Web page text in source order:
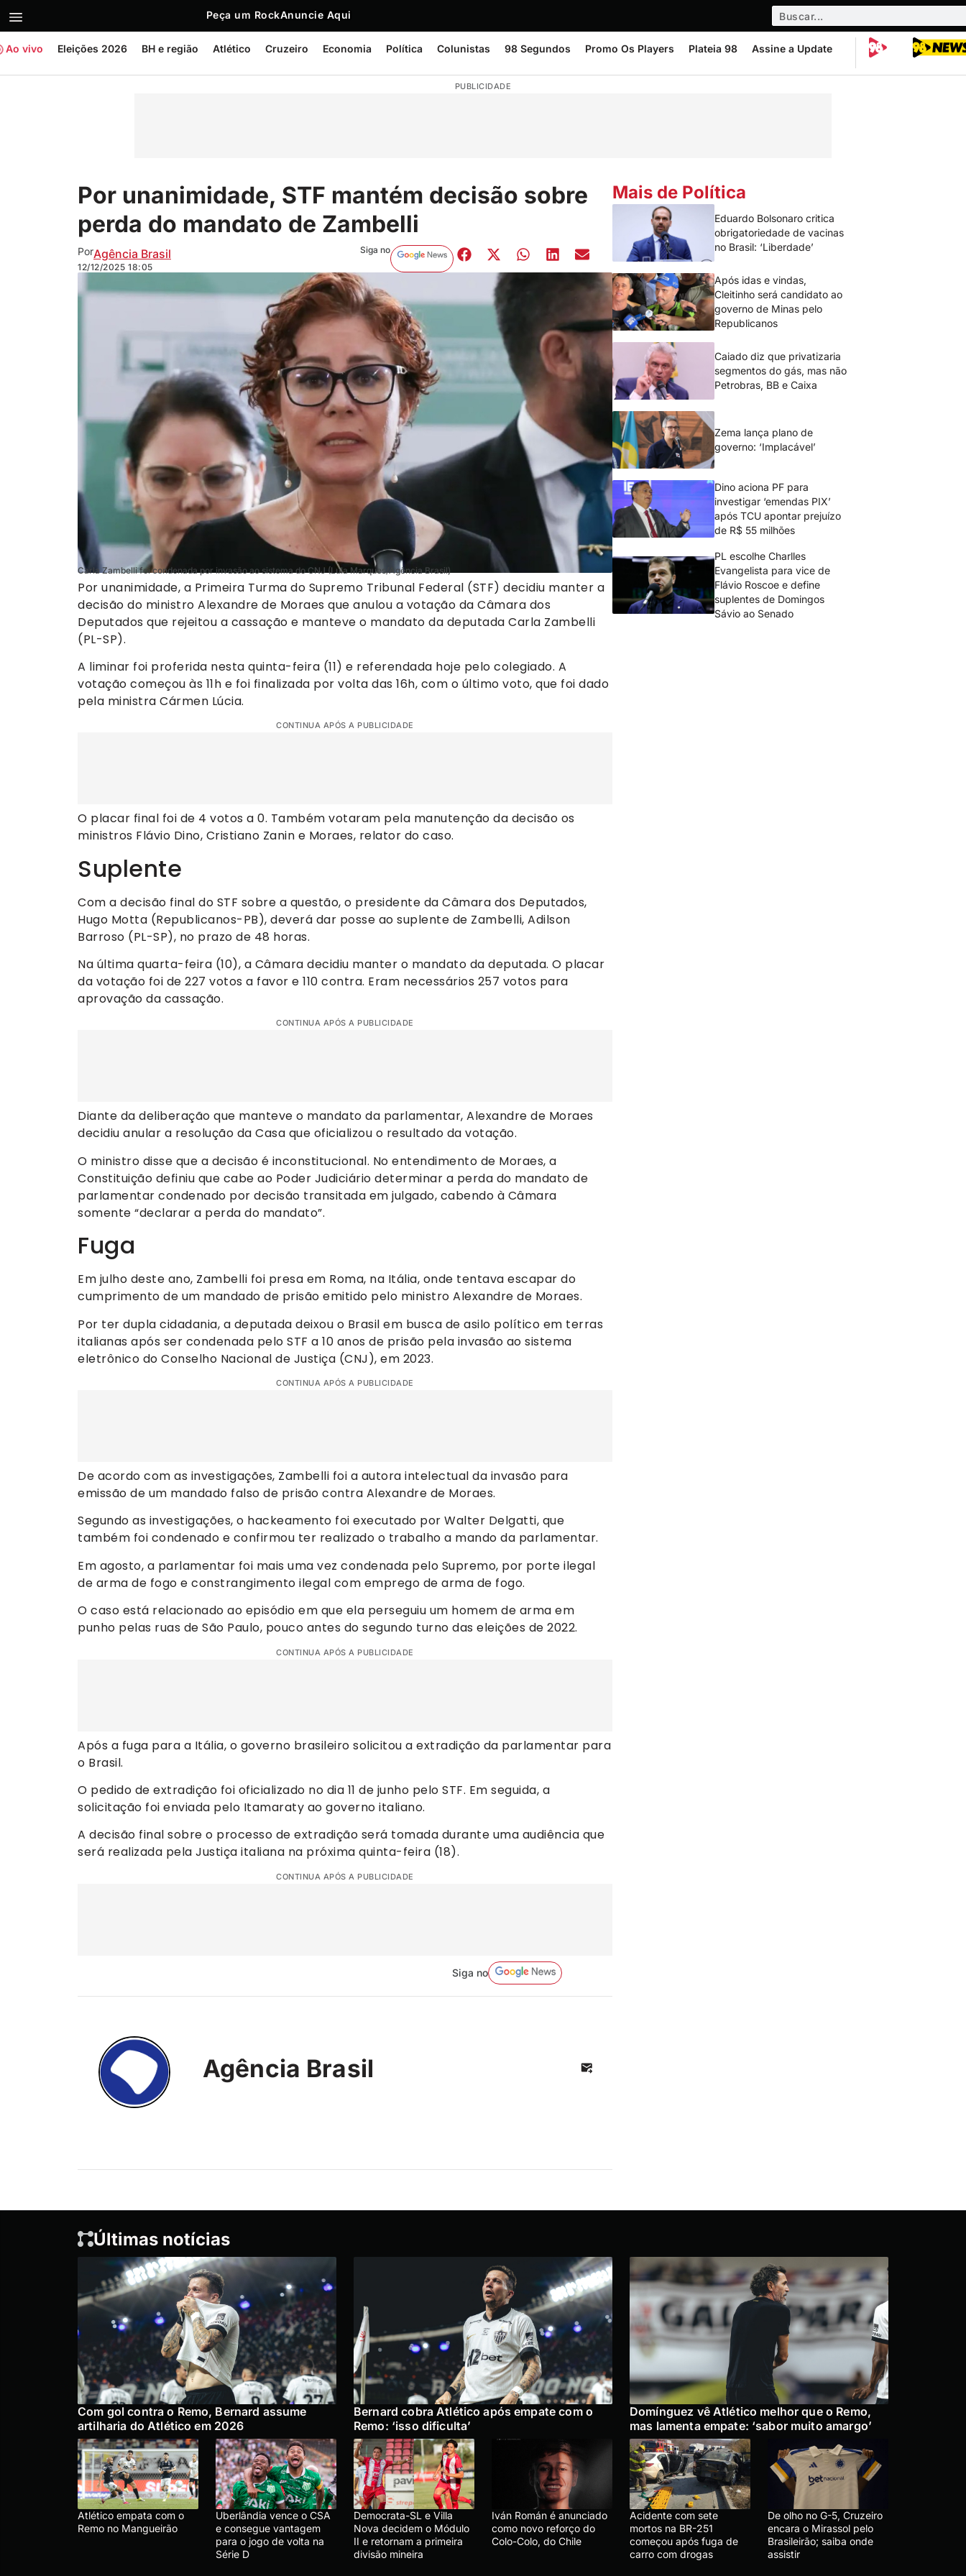
Peça um RockAnuncie Aqui
Ao vivo Eleições 2026 BH e região Atlético Cruzeiro Economia Política Colunistas 98 Segundos Promo Os Players Plateia 98 Assine a Update
PUBLICIDADE
Por unanimidade, STF mantém decisão sobre
perda do mandato de Zambelli
PorAgência Brasil
12/12/2025 18:05
Siga no
Carla Zambelli foi condenada por invasão ao sistema do CNJ (Lula Marques/Agência Brasil)
Por unanimidade, a Primeira Turma do Supremo Tribunal Federal (STF) decidiu manter a
decisão do ministro Alexandre de Moraes que anulou a votação da Câmara dos
Deputados que rejeitou a cassação e manteve o mandato da deputada Carla Zambelli
(PL-SP).
A liminar foi proferida nesta quinta-feira (11) e referendada hoje pelo colegiado. A
votação começou às 11h e foi finalizada por volta das 16h, com o último voto, que foi dado
pela ministra Cármen Lúcia.
CONTINUA APÓS A PUBLICIDADE
O placar final foi de 4 votos a 0. Também votaram pela manutenção da decisão os
ministros Flávio Dino, Cristiano Zanin e Moraes, relator do caso.
Suplente
Com a decisão final do STF sobre a questão, o presidente da Câmara dos Deputados,
Hugo Motta (Republicanos-PB), deverá dar posse ao suplente de Zambelli, Adilson
Barroso (PL-SP), no prazo de 48 horas.
Na última quarta-feira (10), a Câmara decidiu manter o mandato da deputada. O placar
da votação foi de 227 votos a favor e 110 contra. Eram necessários 257 votos para
aprovação da cassação.
CONTINUA APÓS A PUBLICIDADE
Diante da deliberação que manteve o mandato da parlamentar, Alexandre de Moraes
decidiu anular a resolução da Casa que oficializou o resultado da votação.
O ministro disse que a decisão é inconstitucional. No entendimento de Moraes, a
Constituição definiu que cabe ao Poder Judiciário determinar a perda do mandato de
parlamentar condenado por decisão transitada em julgado, cabendo à Câmara
somente “declarar a perda do mandato”.
Fuga
Em julho deste ano, Zambelli foi presa em Roma, na Itália, onde tentava escapar do
cumprimento de um mandado de prisão emitido pelo ministro Alexandre de Moraes.
Por ter dupla cidadania, a deputada deixou o Brasil em busca de asilo político em terras
italianas após ser condenada pelo STF a 10 anos de prisão pela invasão ao sistema
eletrônico do Conselho Nacional de Justiça (CNJ), em 2023.
CONTINUA APÓS A PUBLICIDADE
De acordo com as investigações, Zambelli foi a autora intelectual da invasão para
emissão de um mandado falso de prisão contra Alexandre de Moraes.
Segundo as investigações, o hackeamento foi executado por Walter Delgatti, que
também foi condenado e confirmou ter realizado o trabalho a mando da parlamentar.
Em agosto, a parlamentar foi mais uma vez condenada pelo Supremo, por porte ilegal
de arma de fogo e constrangimento ilegal com emprego de arma de fogo.
O caso está relacionado ao episódio em que ela perseguiu um homem de arma em
punho pelas ruas de São Paulo, pouco antes do segundo turno das eleições de 2022.
CONTINUA APÓS A PUBLICIDADE
Após a fuga para a Itália, o governo brasileiro solicitou a extradição da parlamentar para
o Brasil.
O pedido de extradição foi oficializado no dia 11 de junho pelo STF. Em seguida, a
solicitação foi enviada pelo Itamaraty ao governo italiano.
A decisão final sobre o processo de extradição será tomada durante uma audiência que
será realizada pela Justiça italiana na próxima quinta-feira (18).
CONTINUA APÓS A PUBLICIDADE
Siga no
Agência Brasil
Mais de Política
Eduardo Bolsonaro critica
obrigatoriedade de vacinas
no Brasil: ‘Liberdade’
Após idas e vindas,
Cleitinho será candidato ao
governo de Minas pelo
Republicanos
Caiado diz que privatizaria
segmentos do gás, mas não
Petrobras, BB e Caixa
Zema lança plano de
governo: ‘Implacável’
Dino aciona PF para
investigar ‘emendas PIX’
após TCU apontar prejuízo
de R$ 55 milhões
PL escolhe Charlles
Evangelista para vice de
Flávio Roscoe e define
suplentes de Domingos
Sávio ao Senado
Últimas notícias
Com gol contra o Remo, Bernard assume
artilharia do Atlético em 2026
Bernard cobra Atlético após empate com o
Remo: ‘isso dificulta’
Domínguez vê Atlético melhor que o Remo,
mas lamenta empate: ‘sabor muito amargo’
Atlético empata com o
Remo no Mangueirão
Uberlândia vence o CSA
e consegue vantagem
para o jogo de volta na
Série D
Democrata-SL e Villa
Nova decidem o Módulo
II e retornam a primeira
divisão mineira
Iván Román é anunciado
como novo reforço do
Colo-Colo, do Chile
Acidente com sete
mortos na BR-251
começou após fuga de
carro com drogas
De olho no G-5, Cruzeiro
encara o Mirassol pelo
Brasileirão; saiba onde
assistir